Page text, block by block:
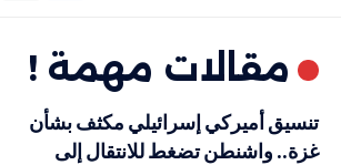
مقالات مهمة !
تنسيق أميركي إسرائيلي مكثف بشأن
غزة.. واشنطن تضغط للانتقال إلى